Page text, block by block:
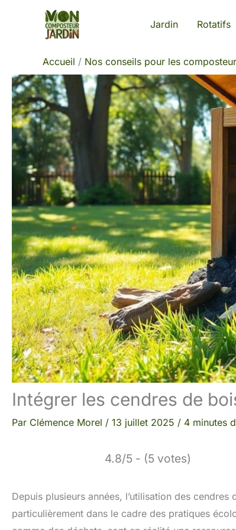
Jardin Rotatifs
Accueil Nos conseils pour les
Intégrer les cendres de
Par Clémence Morel / 13 juillet 2025 / 4 minutes
4.8/5 - (5 votes)
Depuis plusieurs années, l’utilisation des
particulièrement dans le cadre des pratiques